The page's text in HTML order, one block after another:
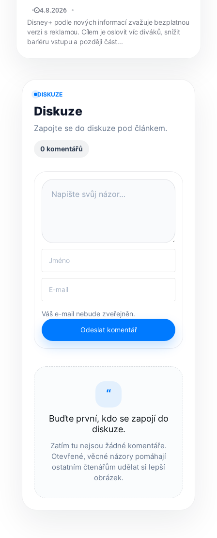
MATYÁŠ KOZÁK
4.8.2026
Disney+ podle nových informací zvažuje bezplatnou
verzi s reklamou. Cílem je oslovit víc diváků, snížit
bariéru vstupu a později část...
DISKUZE
Diskuze
Zapojte se do diskuze pod článkem.
0 komentářů
Váš e-mail nebude zveřejněn.
Odeslat komentář
“
Buďte první, kdo se zapojí do
diskuze.
Zatím tu nejsou žádné komentáře.
Otevřené, věcné názory pomáhají
ostatním čtenářům udělat si lepší
obrázek.